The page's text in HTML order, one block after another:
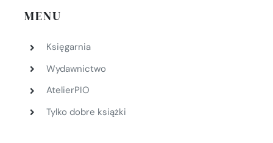
MENU
Księgarnia
Wydawnictwo
AtelierPIO
Tylko dobre książki